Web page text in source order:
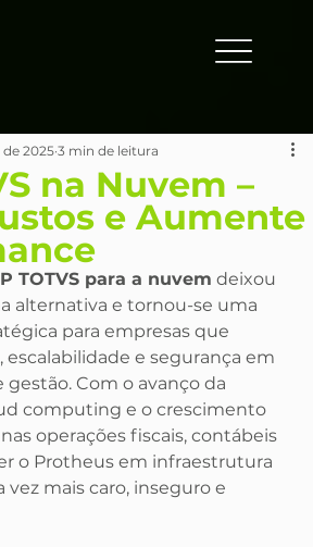
na Nuvem –
e Aumente
de 2025 3 min de leitura
TOTVS para a nuvem deixou
alternativa e tornou-se uma
para empresas que
escalabilidade e segurança em
gestão. Com o avanço da
computing e o crescimento
operações fiscais, contábeis
o Protheus em infraestrutura
vez mais caro, inseguro e